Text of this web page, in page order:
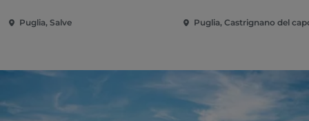
Puglia, Salve Puglia, Castrignano del